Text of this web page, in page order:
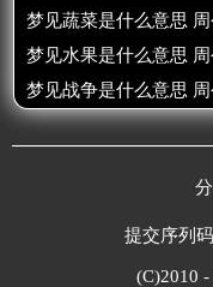
梦见蔬菜是什么意思
梦见水果是什么意思
梦见战争是什么意思
提交序列码
(C)2010 -